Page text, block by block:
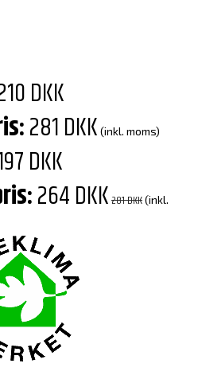
DKK
281 DKK (inkl. moms)
DKK
264 DKK281 DKK(inkl.